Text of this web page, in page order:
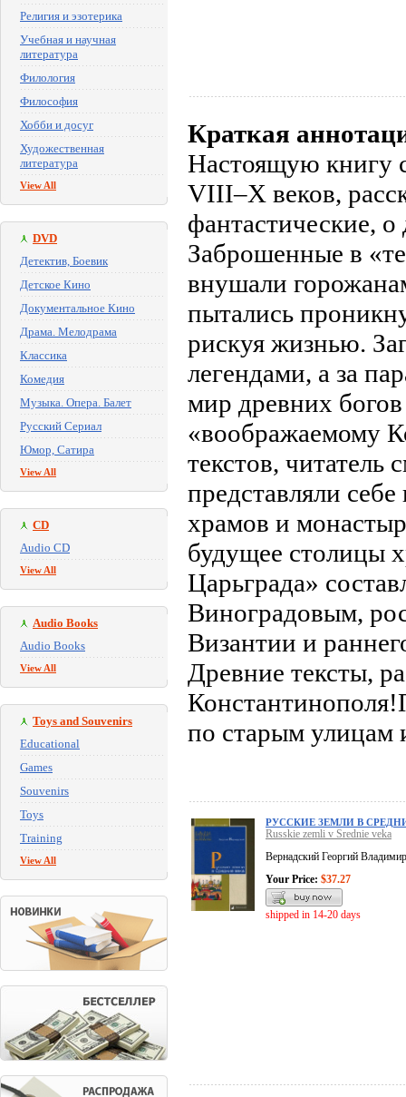
Религия и эзотерика
Учебная и научная
литература
Филология
Философия
Хобби и досуг
Художественная
литература
View All
DVD
Детектив, Боевик
Детское Кино
Документальное Кино
Драма. Мелодрама
Классика
Комедия
Музыка. Опера. Балет
Русский Сериал
Юмор, Сатира
View All
CD
Audio CD
View All
Audio Books
Audio Books
View All
Toys and Souvenirs
Educational
Games
Souvenirs
Toys
Training
View All
Краткая
Настоящую книгу
VIII–X веков,
фантастические,
Заброшенные в
внушали
пытались
рискуя жизнью.
легендами, а за
мир древних
«воображаемому
текстов, читатель
представляли
храмов и
будущее столицы
Царьграда»
Виноградовым,
Византии и
Древние тексты,
по старым улицам
РУССКИЕ ЗЕМЛИ В
Russkie zemli v Srednie veka
Вернадский Георгий
Your Price: $37.27
shipped in 14-20 days